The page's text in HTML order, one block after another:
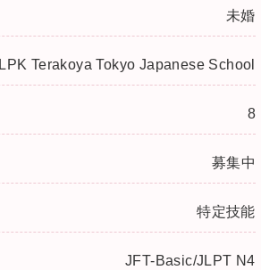
未婚
LPK Terakoya Tokyo Japanese School
8
募集中
特定技能
JFT-Basic/JLPT N4